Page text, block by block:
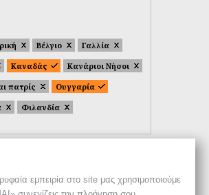
εμπειρία στο site μας χρησιμοποιούμε
Βέλγιο
Γαλλία
Καναδάς
Κανάριοι Νήσοι
πατρίς
Ουγγαρία
Φιλανδία